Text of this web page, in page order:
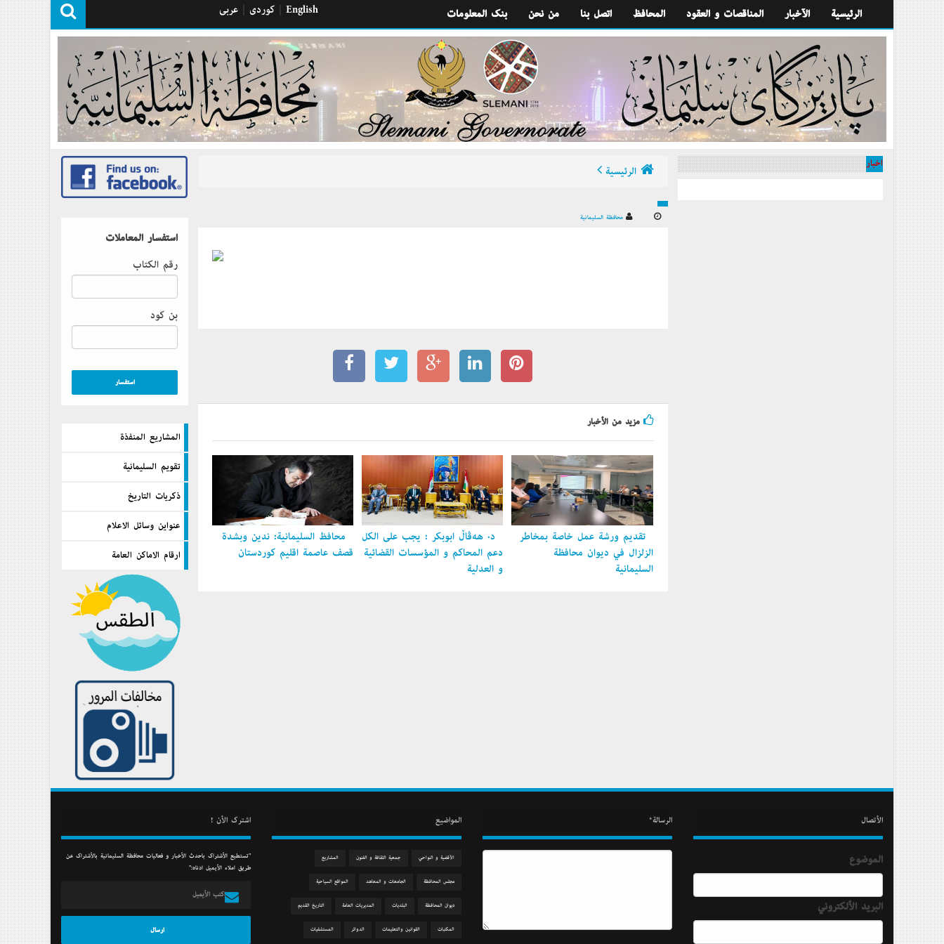
كوردی عربی English بنك المعلومات من نحن اتصل بنا المحافظ المناقصات و العقود الآخبار الرئيسية
استفسار المعاملات
رقم الكتاب
بن كود
المشاريع المنفذة
تقويم السليمانية
ذكريات التاريخ
عنواين وسائل الاعلام
ارقام الاماكن العامة
الرئيسية
محافظة السليمانية
مزيد من الأخبار
محافظ السليمانية: ندين وبشدة
قصف عاصمة إقليم كوردستان
د. هەڤاڵ أبوبكر : يجب على الكل
دعم المحاكم و المؤسسات القضائية
و العدلية
تقديم ورشة عمل خاصة بمخاطر
الزلزال في ديوان محافظة
السليمانية
أخبار
أشترك الأن !
"تستطيع الأشتراك بأحدث الأخبار و فعاليات محافظة السليمانية بالأشتراك عن
طريق أملاء الأيميل أدناه:"
المواضيع
الآقضية و النواحي جمعیة الثقافة و الفنون المشاريع
مجلس المحافظة الجامعات و المعاهد المواقع السياحية
دیوان المحافظة البلديات المديريات العامة التاريخ القديم
المكتبات القوانين والتعليمات الدوائر المستشفيات
الرسالة* الأتصال
الموضوع
البريد الألكتروني